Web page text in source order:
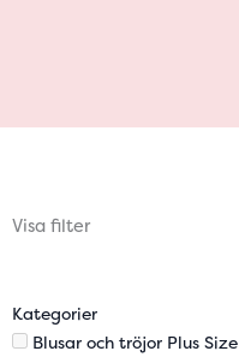
Visa filter
Kategorier
Blusar och tröjor Plus Size